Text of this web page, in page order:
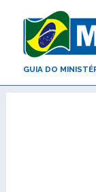
GUIA DO